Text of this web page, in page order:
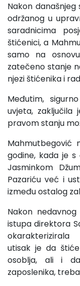
Nakon
održanog u
saradnicima
štićenici, a
samo na
zatečeno stanje
njezi štićenika i
Međutim,
uvjeta,
pravom stanju
Mahmutbegović
godine, kada je
Jasminkom
Pazariću već i
između ostalog
Nakon
istupa direktora
okarakterizirala
utisak je da
osoblja, ali i
zaposlenika,